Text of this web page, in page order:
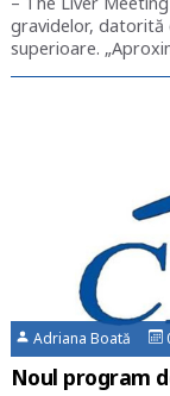
gravidelor, datorită
superioare.
Adriana Boată
Noul program